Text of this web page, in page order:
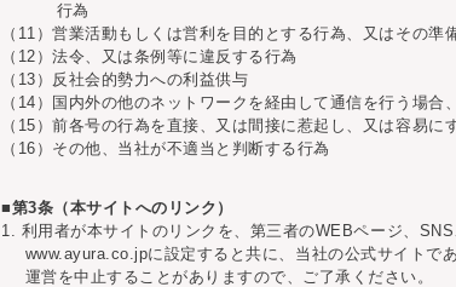
行為
（11）営業活動もしくは営利を目的とする行為、又はその準
（12）法令、又は条例等に違反する行為
（13）反社会的勢力への利益供与
（14）国内外の他のネットワークを経由して通信を行う場
（15）前各号の行為を直接、又は間接に惹起し、又は容易に
（16）その他、当社が不適当と判断する行為
■第3条（本サイトへのリンク）
1. 利用者が本サイトのリンクを、第三者のWEBページ、
www.ayura.co.jpに設定すると共に、当社の公式サイトで
運営を中止することがありますので、ご了承ください。